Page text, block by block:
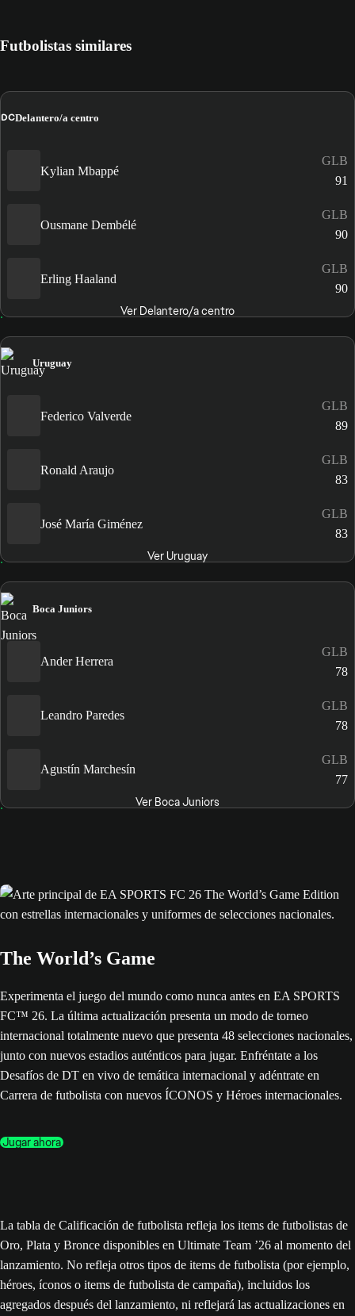
Futbolistas similares
DCDelantero/a centro
Kylian Mbappé
GLB
91
Ousmane Dembélé
GLB
90
Erling Haaland
GLB
90
Ver Delantero/a centro
Uruguay
Federico Valverde
GLB
89
Ronald Araujo
GLB
83
José María Giménez
GLB
83
Ver Uruguay
Boca Juniors
Ander Herrera
GLB
78
Leandro Paredes
GLB
78
Agustín Marchesín
GLB
77
Ver Boca Juniors
The World’s Game
Experimenta el juego del mundo como nunca antes en EA SPORTS
FC™ 26. La última actualización presenta un modo de torneo
internacional totalmente nuevo que presenta 48 selecciones nacionales,
junto con nuevos estadios auténticos para jugar. Enfréntate a los
Desafíos de DT en vivo de temática internacional y adéntrate en
Carrera de futbolista con nuevos ÍCONOS y Héroes internacionales.
Jugar ahora
La tabla de Calificación de futbolista refleja los items de futbolistas de
Oro, Plata y Bronce disponibles en Ultimate Team ’26 al momento del
lanzamiento. No refleja otros tipos de items de futbolista (por ejemplo,
héroes, íconos o items de futbolista de campaña), incluidos los
agregados después del lanzamiento, ni reflejará las actualizaciones en